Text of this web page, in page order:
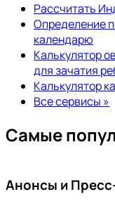
Рассчитать
Определение
календарю
Калькулятор
для зачатия
Калькулятор
Все сервисы »
Самые
Анонсы и